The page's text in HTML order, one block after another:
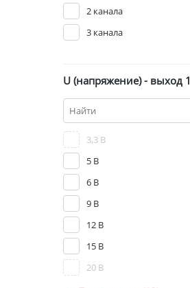
2 канала
3 канала
U (напряжение) - выход 1
3,3 В
5 В
6 В
9 В
12 В
15 В
20 В